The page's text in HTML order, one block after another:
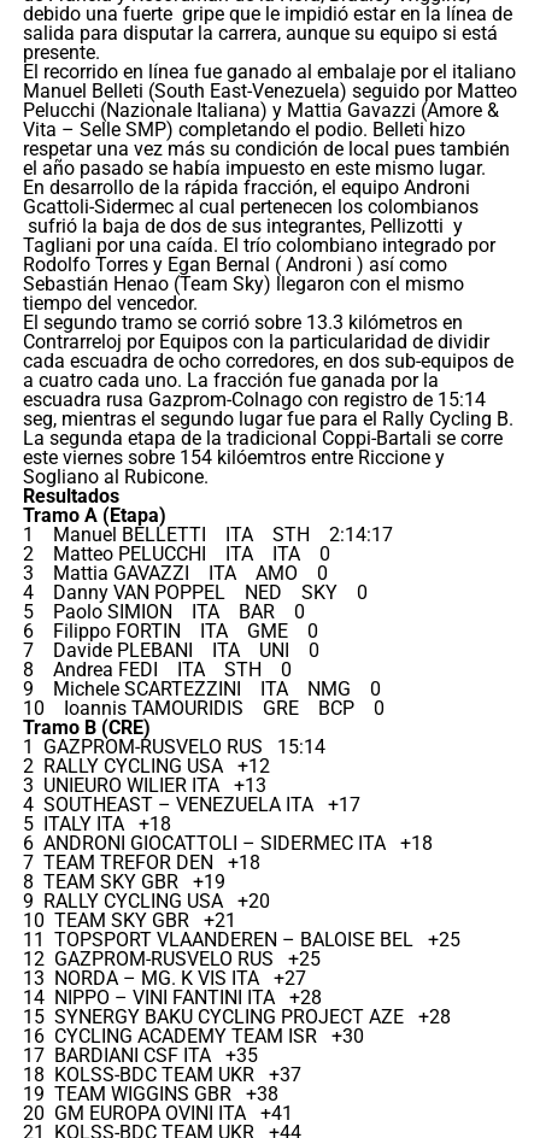
debido una fuerte gripe que le impidió estar en la línea de
salida para disputar la carrera, aunque su equipo si está
presente.
El recorrido en línea fue ganado al embalaje por el italiano
Manuel Belleti (South East-Venezuela) seguido por Matteo
Pelucchi (Nazionale Italiana) y Mattia Gavazzi (Amore &
Vita – Selle SMP) completando el podio. Belleti hizo
respetar una vez más su condición de local pues también
el año pasado se había impuesto en este mismo lugar.
En desarrollo de la rápida fracción, el equipo Androni
Gcattoli-Sidermec al cual pertenecen los colombianos
sufrió la baja de dos de sus integrantes, Pellizotti y
Tagliani por una caída. El trío colombiano integrado por
Rodolfo Torres y Egan Bernal ( Androni ) así como
Sebastián Henao (Team Sky) llegaron con el mismo
tiempo del vencedor.
El segundo tramo se corrió sobre 13.3 kilómetros en
Contrarreloj por Equipos con la particularidad de dividir
cada escuadra de ocho corredores, en dos sub-equipos de
a cuatro cada uno. La fracción fue ganada por la
escuadra rusa Gazprom-Colnago con registro de 15:14
seg, mientras el segundo lugar fue para el Rally Cycling B.
La segunda etapa de la tradicional Coppi-Bartali se corre
este viernes sobre 154 kilóemtros entre Riccione y
Sogliano al Rubicone.
Resultados
Tramo A (Etapa)
1 Manuel BELLETTI ITA STH 2:14:17
2 Matteo PELUCCHI ITA ITA 0
3 Mattia GAVAZZI ITA AMO 0
4 Danny VAN POPPEL NED SKY 0
5 Paolo SIMION ITA BAR 0
6 Filippo FORTIN ITA GME 0
7 Davide PLEBANI ITA UNI 0
8 Andrea FEDI ITA STH 0
9 Michele SCARTEZZINI ITA NMG 0
10 Ioannis TAMOURIDIS GRE BCP 0
Tramo B (CRE)
1 GAZPROM-RUSVELO RUS 15:14
2 RALLY CYCLING USA +12
3 UNIEURO WILIER ITA +13
4 SOUTHEAST – VENEZUELA ITA +17
5 ITALY ITA +18
6 ANDRONI GIOCATTOLI – SIDERMEC ITA +18
7 TEAM TREFOR DEN +18
8 TEAM SKY GBR +19
9 RALLY CYCLING USA +20
10 TEAM SKY GBR +21
11 TOPSPORT VLAANDEREN – BALOISE BEL +25
12 GAZPROM-RUSVELO RUS +25
13 NORDA – MG. K VIS ITA +27
14 NIPPO – VINI FANTINI ITA +28
15 SYNERGY BAKU CYCLING PROJECT AZE +28
16 CYCLING ACADEMY TEAM ISR +30
17 BARDIANI CSF ITA +35
18 KOLSS-BDC TEAM UKR +37
19 TEAM WIGGINS GBR +38
20 GM EUROPA OVINI ITA +41
21 KOLSS-BDC TEAM UKR +44